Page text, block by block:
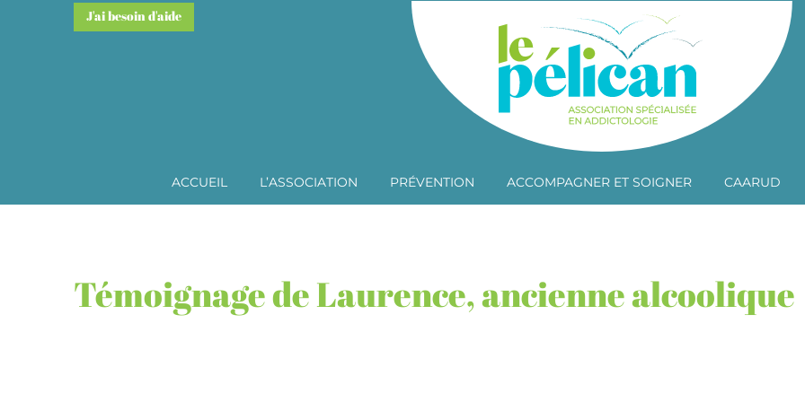
J'ai besoin d'aide
ACCUEIL L’ASSOCIATION PRÉVENTION ACCOMPAGNER ET SOIGNER CAARUD
Témoignage de Laurence, ancienne alcoolique